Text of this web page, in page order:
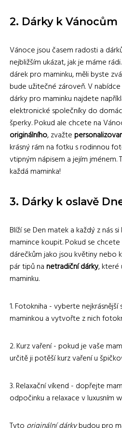
2. Dárky k Vánocům
Vánoce jsou časem radosti a
nejbližším ukázat, jak je máme
dárek pro maminku, měli byste
bude užitečné zároveň. V
dárky pro maminku najdete
elektronické společníky do
šperky. Pokud ale chcete na
originálního, zvažte
krásný rám na fotku s rodinnou
vtipným nápisem a jejím jménem.
každá maminka!
3. Dárky k oslavě
Blíží se Den matek a každý z nás
mamince koupit. Pokud se
dárečkům jako jsou květiny nebo
pár tipů nanetradiční dárky, které
maminku.
1. Fotokniha - vyberte
maminkou a vytvořte z nich
2. Kurz vaření - pokud je vaše
určitě ji potěší kurz vaření u
3. Relaxační víkend - dopřejte
odpočinku a relaxace v luxusním